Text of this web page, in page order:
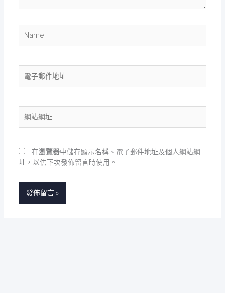
址
站
在瀏覽器中儲存顯示名稱、電子郵件地址及個人網站網
址，以供下次發佈留言時使用。